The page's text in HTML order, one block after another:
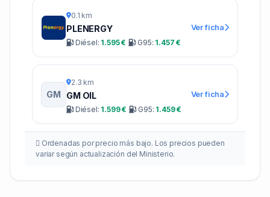
0.1 km
PLENERGY
Diésel: 1.595 € G95: 1.457 €
Ver ficha
GM
2.3 km
GM OIL
Diésel: 1.599 € G95: 1.459 €
Ver ficha
Ordenadas por precio más bajo. Los precios pueden
variar según actualización del Ministerio.